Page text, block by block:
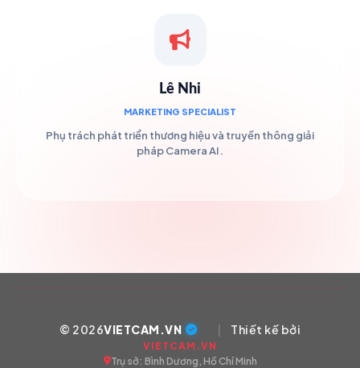
Lê Nhi
MARKETING SPECIALIST
Phụ trách phát triển thương hiệu và truyền thông giải
pháp Camera AI.
© 2026VIETCAM.VN | Thiết kế bởi
VIETCAM.VN
Trụ sở: Bình Dương, Hồ Chí Minh